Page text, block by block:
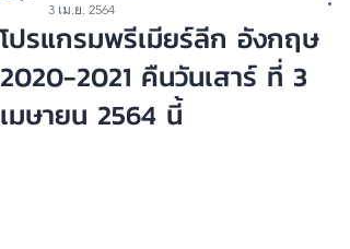
โปรแกรมพรีเมียร์ลีก อังกฤษ
2020-2021 คืนวันเสาร์ ที่ 3
เมษายน 2564 นี้
3 เม.ย. 2564